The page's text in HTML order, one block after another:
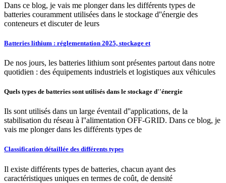
Dans ce blog, je vais me plonger dans les différents types de
batteries couramment utilisées dans le stockage d''énergie des
conteneurs et discuter de leurs
Batteries lithium : réglementation 2025, stockage et
De nos jours, les batteries lithium sont présentes partout dans notre
quotidien : des équipements industriels et logistiques aux véhicules
Quels types de batteries sont utilisés dans le stockage d''énergie
Ils sont utilisés dans un large éventail d''applications, de la
stabilisation du réseau à l''alimentation OFF-GRID. Dans ce blog, je
vais me plonger dans les différents types de
Classification détaillée des différents types
Il existe différents types de batteries, chacun ayant des
caractéristiques uniques en termes de coût, de densité